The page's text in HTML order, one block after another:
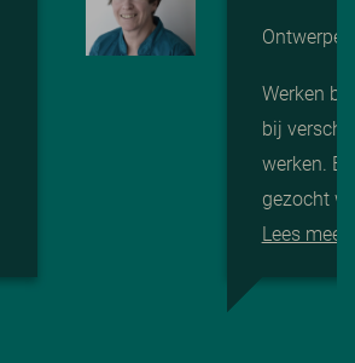
Werken
bij
werken.
gezocht
Lees meer